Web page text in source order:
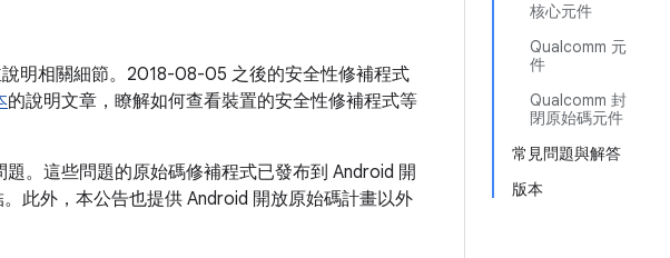
核心元件
Qualcomm 元
件
Qualcomm 封
閉原始碼元件
常見問題與解答
版本
明相關細節。2018-08-05 之後的安全性修補程式
的說明文章，瞭解如何查看裝置的安全性修補程式等
。這些問題的原始碼修補程式已發布到 Android 開
此外，本公告也提供 Android 開放原始碼計畫以外